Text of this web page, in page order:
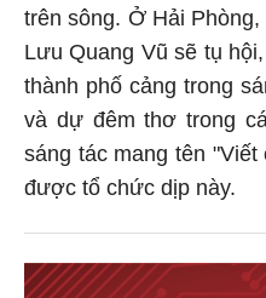
trên sông. Ở Hải
Lưu Quang Vũ sẽ tụ
thành phố cảng trong
và dự đêm thơ trong
sáng tác mang tên
được tổ chức dịp này.